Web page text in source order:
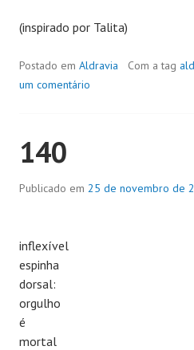
(inspirado por Talita)
Postado em Aldravia Com a tag
um comentário
140
Publicado em 25 de novembro de
inflexível
espinha
dorsal:
orgulho
é
mortal